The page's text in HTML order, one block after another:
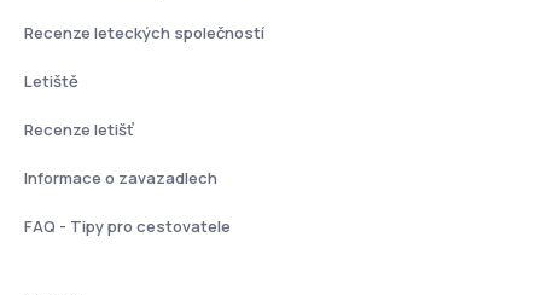
Recenze leteckých společností
Letiště
Recenze letišť
Informace o zavazadlech
FAQ - Tipy pro cestovatele